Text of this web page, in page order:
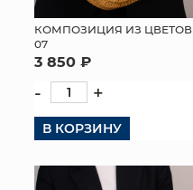
КОМПОЗИЦИЯ ИЗ ЦВЕТОВ
07
3 850 ₽
- +
В КОРЗИНУ